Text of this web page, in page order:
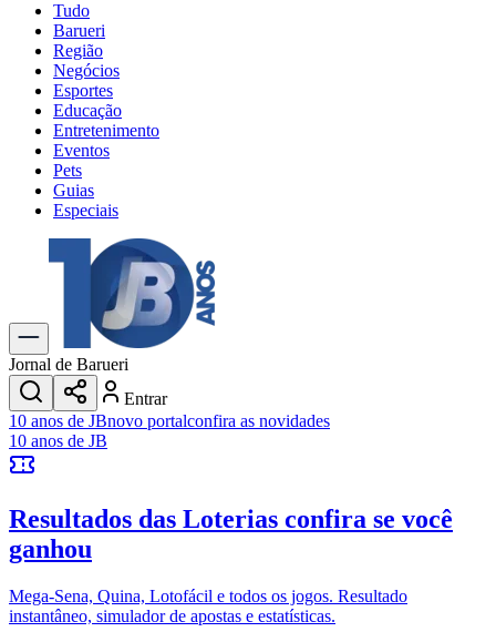
Tudo
Barueri
Região
Negócios
Esportes
Educação
Entretenimento
Eventos
Pets
Guias
Especiais
Explore Tudo
Últimas Notícias
Previsão do Tempo
Trânsito e Rotas
Dia a Dia & Lazer
Transportes
Gastronomia
Cinema & Shows
JogosNovo
Anuncie no Portal
Cadastrar Empresa
Divulgar Vagas
Política
Jornal de Barueri
Entrar
10 anos de JBnovo portalconfira as novidades
10 anos de JB
Resultados das Loterias confira se você
ganhou
Mega-Sena, Quina, Lotofácil e todos os jogos. Resultado
instantâneo, simulador de apostas e estatísticas.